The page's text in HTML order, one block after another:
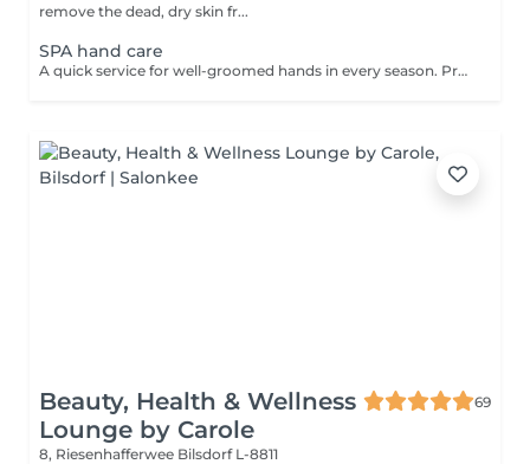
remove the dead, dry skin fr...
SPA hand care
A quick service for well-groomed hands in every season. Prosess: First I use coconut sugar scrub and remove the dead skin cells. This helps the materials get deeper. I massage the skin with a nourishing, vitamin cream, which has a blood circulation-enhancing effect and contains a lot of useful ingredients. After the service you can enjoy your beautiful, fresh, elastic skin that will be more resistant to the harmful effects of the environment. The service can be make after a manicure or gel polish, or separately. Give it a try, you won't regret it!
Beauty, Health & Wellness
Lounge by Carole
69
8, Riesenhafferwee Bilsdorf L-8811